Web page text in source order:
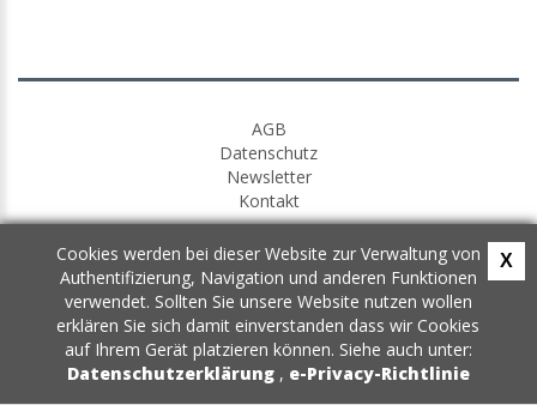
AGB
Datenschutz
Newsletter
Kontakt
Cookies werden bei dieser Website zur Verwaltung von
Authentifizierung, Navigation und anderen Funktionen
verwendet. Sollten Sie unsere Website nutzen wollen
erklären Sie sich damit einverstanden dass wir Cookies
auf Ihrem Gerät platzieren können. Siehe auch unter:
Datenschutzerklärung , e-Privacy-Richtlinie
X